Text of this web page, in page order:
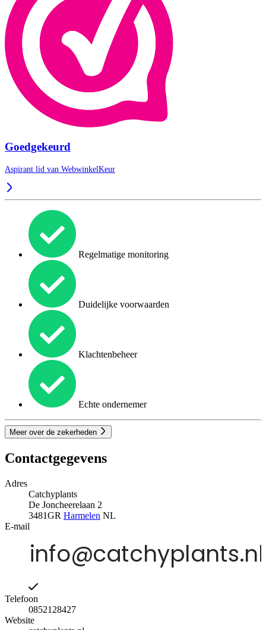
Goedgekeurd
Aspirant lid van WebwinkelKeur
Regelmatige monitoring
Duidelijke voorwaarden
Klachtenbeheer
Echte ondernemer
Meer over de zekerheden
Contactgegevens
Adres
Catchyplants
De Joncheerelaan 2
3481GR Harmelen NL
E-mail
Telefoon
0852128427
Website